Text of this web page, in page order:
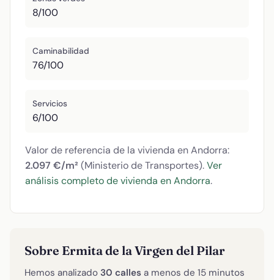
8/100
Caminabilidad
76/100
Servicios
6/100
Valor de referencia de la vivienda en Andorra:
2.097 €/m² (Ministerio de Transportes).Ver
análisis completo de vivienda en Andorra.
Sobre Ermita de la Virgen del Pilar
Hemos analizado 30 calles a menos de 15 minutos